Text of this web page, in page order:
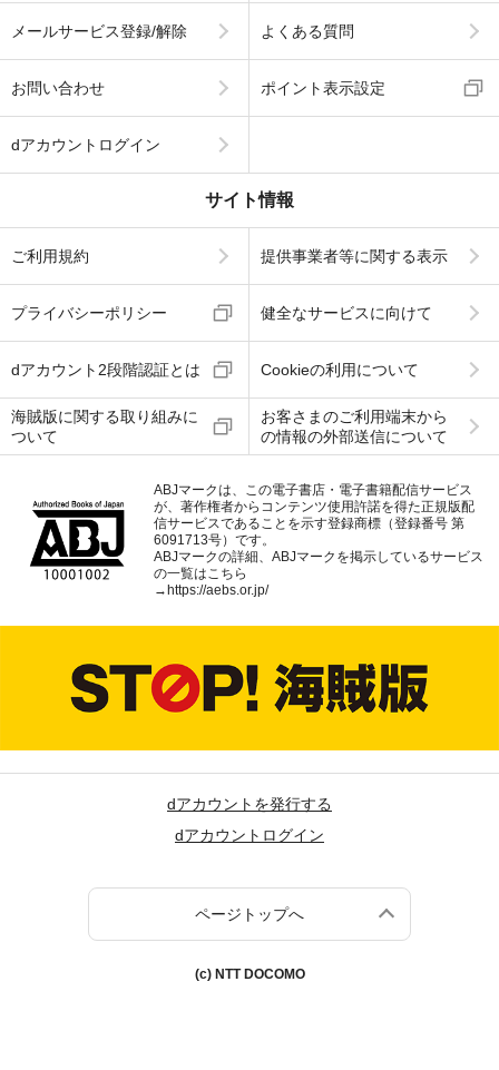
メールサービス登録/解除 よくある質問
お問い合わせ ポイント表示設定
dアカウントログイン
サイト情報
ご利用規約 提供事業者等に関する表示
プライバシーポリシー 健全なサービスに向けて
dアカウント2段階認証とは Cookieの利用について
海賊版に関する取り組みに
ついて
お客さまのご利用端末から
の情報の外部送信について
ABJマークは、この電子書店・電子書籍配信サービス
が、著作権者からコンテンツ使用許諾を得た正規版配
信サービスであることを示す登録商標（登録番号 第
6091713号）です。
ABJマークの詳細、ABJマークを掲示しているサービス
の一覧はこちら
→https://aebs.or.jp/
dアカウントを発行する
dアカウントログイン
ページトップへ
(c) NTT DOCOMO